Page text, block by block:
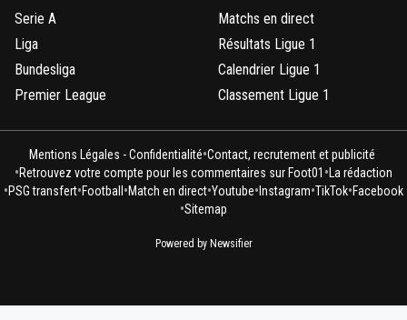
Serie A
Liga
Bundesliga
Premier League
Matchs en direct
Résultats Ligue 1
Calendrier Ligue 1
Classement Ligue 1
Mentions Légales - Confidentialité•Contact, recrutement et publicité
•Retrouvez votre compte pour les commentaires sur Foot01 • La rédaction
•PSG transfert•Football •Match en direct•Youtube• Instagram•TikTok•Facebook
•Sitemap
Powered by Newsifier